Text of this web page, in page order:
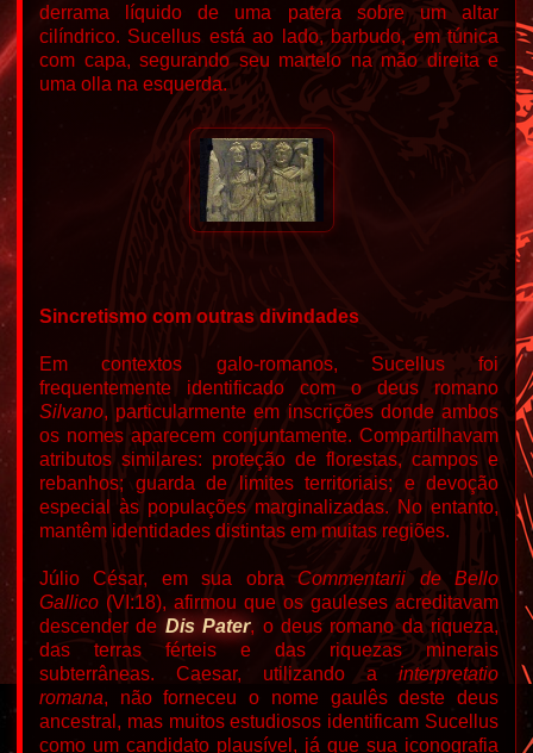
derrama líquido de uma patera sobre um altar
cilíndrico. Sucellus está ao lado, barbudo, em túnica
com capa, segurando seu martelo na mão direita e
uma olla na esquerda.
Sincretismo com outras divindades
Em contextos galo-romanos, Sucellus foi
frequentemente identificado com o deus romano
Silvano, particularmente em inscrições donde ambos
os nomes aparecem conjuntamente. Compartilhavam
atributos similares: proteção de florestas, campos e
rebanhos; guarda de limites territoriais; e devoção
especial às populações marginalizadas. No entanto,
mantêm identidades distintas em muitas regiões.
Júlio César, em sua obra Commentarii de Bello
Gallico (VI:18), afirmou que os gauleses acreditavam
descender de Dis Pater, o deus romano da riqueza,
das terras férteis e das riquezas minerais
subterrâneas. Caesar, utilizando a interpretatio
romana, não forneceu o nome gaulês deste deus
ancestral, mas muitos estudiosos identificam Sucellus
como um candidato plausível, já que sua iconografia